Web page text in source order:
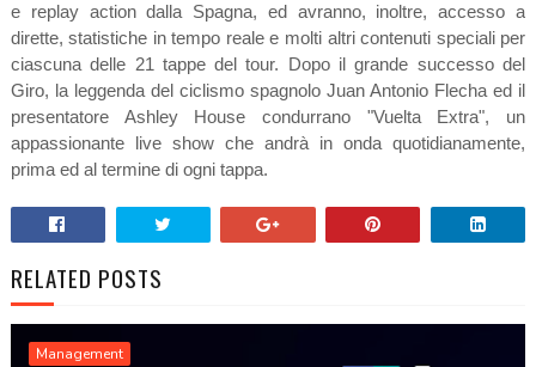
e replay action dalla Spagna, ed avranno, inoltre, accesso a
dirette, statistiche in tempo reale e molti altri contenuti speciali per
ciascuna delle 21 tappe del tour. Dopo il grande successo del
Giro, la leggenda del ciclismo spagnolo Juan Antonio Flecha ed il
presentatore Ashley House condurrano "Vuelta Extra", un
appassionante live show che andrà in onda quotidianamente,
prima ed al termine di ogni tappa.
RELATED POSTS
Management